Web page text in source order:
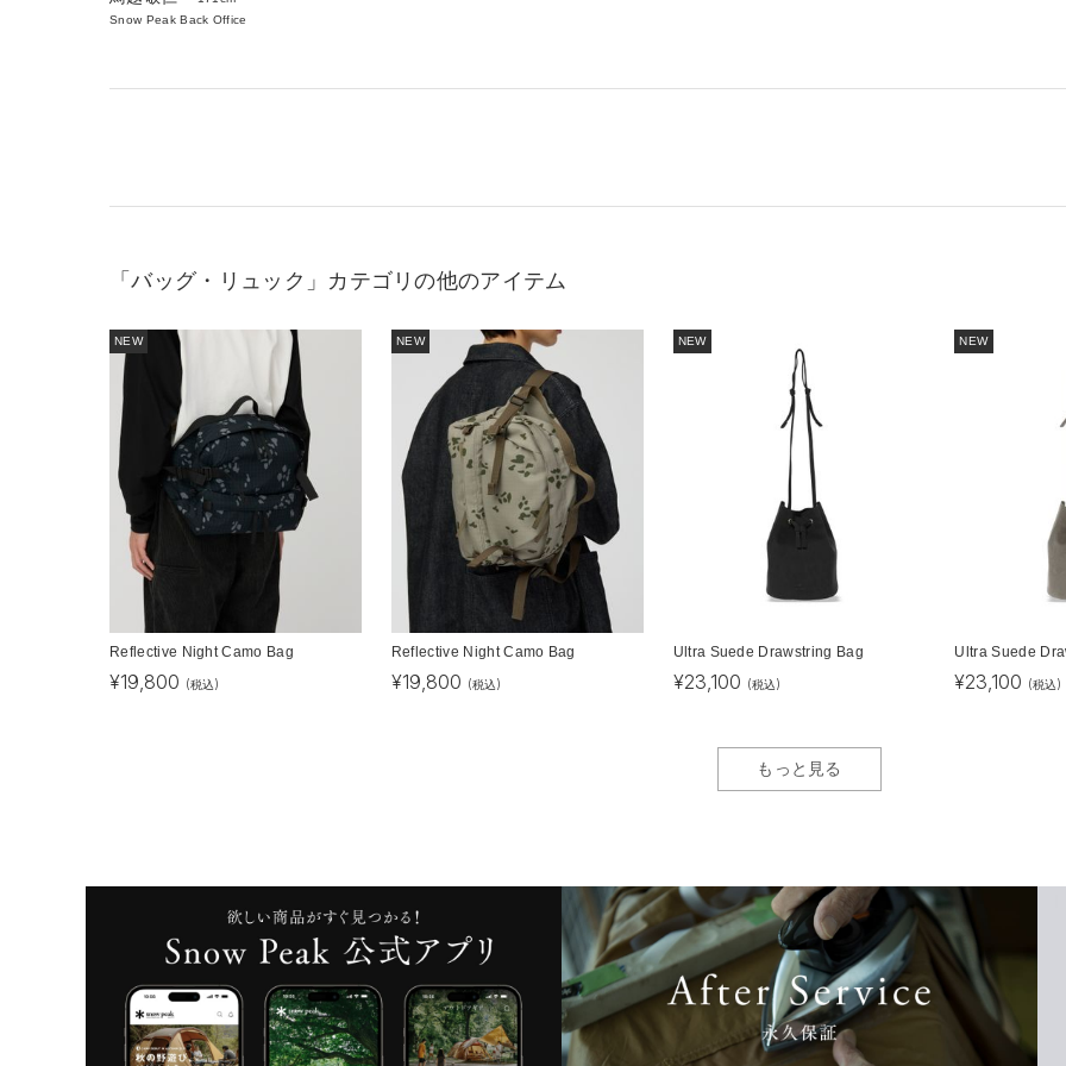
Snow Peak Back Office
「バッグ・リュック」カテゴリの他のアイテム
NEW
Reflective Night Camo Bag
¥19,800 (税込)
NEW
Reflective Night Camo Bag
¥19,800 (税込)
NEW
Ultra Suede Drawstring Bag
¥23,100 (税込)
NEW
Ultra Suede
¥23,100 (税込)
もっと見る